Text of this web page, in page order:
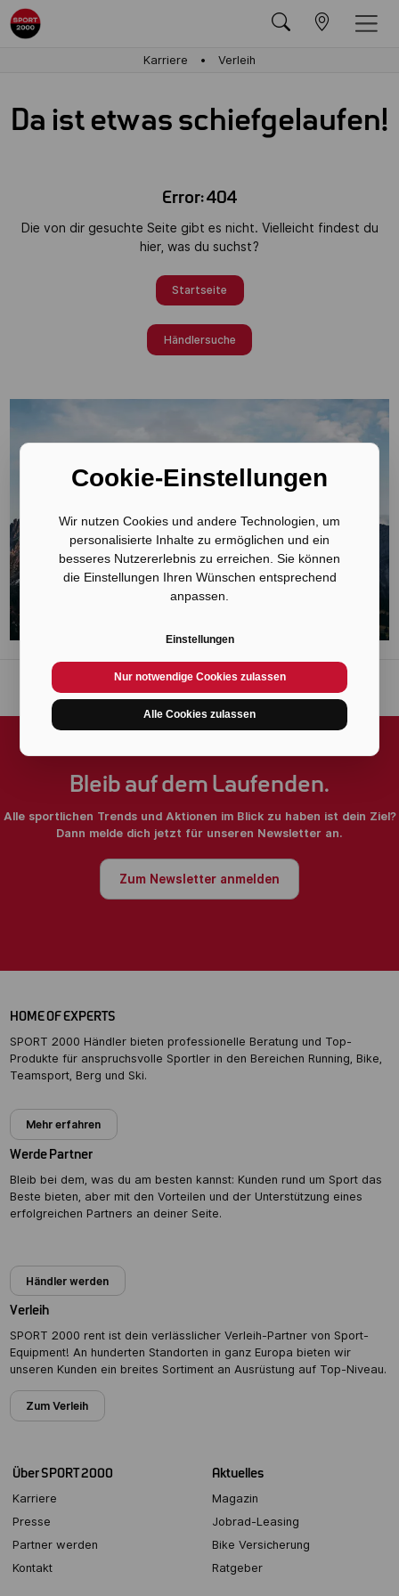
Cookie-Einstellungen
Wir nutzen Cookies und andere Technologien, um
personalisierte Inhalte zu ermöglichen und ein
besseres Nutzererlebnis zu erreichen. Sie können
die Einstellungen Ihren Wünschen entsprechend
anpassen.
Einstellungen
Nur notwendige Cookies zulassen
Alle Cookies zulassen
Karriere Verleih
Da ist etwas schiefgelaufen!
Error: 404
Die von dir gesuchte Seite gibt es nicht. Vielleicht findest du
hier, was du suchst?
Startseite
Händlersuche
Bleib auf dem Laufenden.
Alle sportlichen Trends und Aktionen im Blick zu haben ist dein Ziel?
Dann melde dich jetzt für unseren Newsletter an.
Zum Newsletter anmelden
HOME OF EXPERTS
SPORT 2000 Händler bieten professionelle Beratung und Top-
Produkte für anspruchsvolle Sportler in den Bereichen Running, Bike,
Teamsport, Berg und Ski.
Mehr erfahren
Werde Partner
Bleib bei dem, was du am besten kannst: Kunden rund um Sport das
Beste bieten, aber mit den Vorteilen und der Unterstützung eines
erfolgreichen Partners an deiner Seite.
Händler werden
Verleih
SPORT 2000 rent ist dein verlässlicher Verleih-Partner von Sport-
Equipment! An hunderten Standorten in ganz Europa bieten wir
unseren Kunden ein breites Sortiment an Ausrüstung auf Top-Niveau.
Zum Verleih
Über SPORT 2000
Karriere
Presse
Partner werden
Kontakt
Aktuelles
Magazin
Jobrad-Leasing
Bike Versicherung
Ratgeber